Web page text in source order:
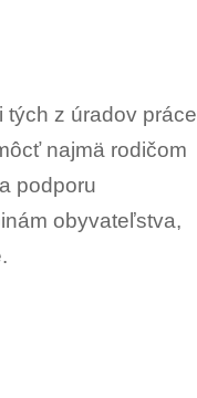
z úradov práce
najmä rodičom
podporu
obyvateľstva,